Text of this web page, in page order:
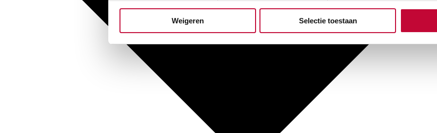
Weigeren Selectie toestaan